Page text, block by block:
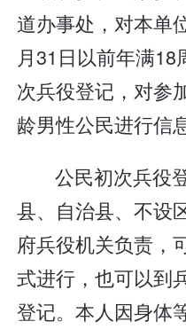
道办事处，对本单
月31日以前年满
次兵役登记，对参
龄男性公民进行信
公民初次兵役
县、自治县、不设
府兵役机关负责，
式进行，也可以到
登记。本人因身体